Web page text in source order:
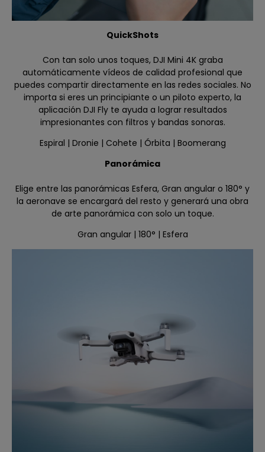
QuickShots
Con tan solo unos toques, DJI Mini 4K graba
automáticamente vídeos de calidad profesional que
puedes compartir directamente en las redes sociales. No
importa si eres un principiante o un piloto experto, la
aplicación DJI Fly te ayuda a lograr resultados
impresionantes con filtros y bandas sonoras.
Espiral | Dronie | Cohete | Órbita | Boomerang
Panorámica
Elige entre las panorámicas Esfera, Gran angular o 180° y
la aeronave se encargará del resto y generará una obra
de arte panorámica con solo un toque.
Gran angular | 180° | Esfera